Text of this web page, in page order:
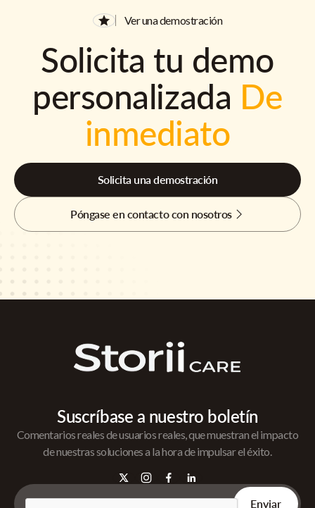
Ver una demostración
Solicita tu demo
personalizada De
inmediato
Solicita una demostración
Póngase en contacto con nosotros
Suscríbase a nuestro boletín
Comentarios reales de usuarios reales, que muestran el impacto
de nuestras soluciones a la hora de impulsar el éxito.